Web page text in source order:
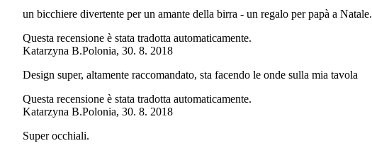
un bicchiere divertente per un amante della birra - un regalo per papà a Natale.
Questa recensione è stata tradotta automaticamente.
Katarzyna B.Polonia, 30. 8. 2018
Design super, altamente raccomandato, sta facendo le onde sulla mia tavola
Questa recensione è stata tradotta automaticamente.
Katarzyna B.Polonia, 30. 8. 2018
Super occhiali.